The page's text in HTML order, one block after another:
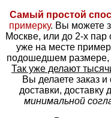
Самый простой
примерку. Вы можете
Москве, или до 2-х пар
уже на месте
подошедшем размере,
Так уже делают
Вы делаете заказ и
доставки,
минимальной